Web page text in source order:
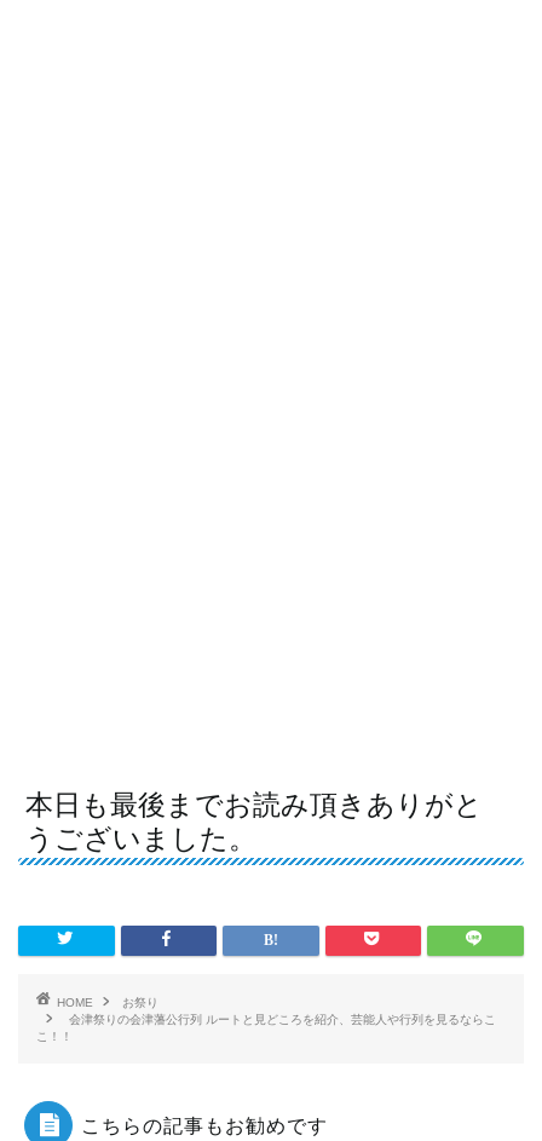
本日も最後までお読み頂きありがと
うございました。
HOME
お祭り
会津祭りの会津藩公行列 ルートと見どころを紹介、芸能人や行列を見るならこ
こ！！
こちらの記事もお勧めです